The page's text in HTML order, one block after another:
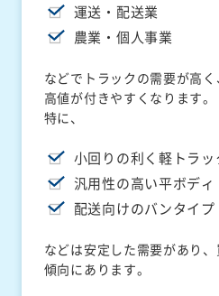
運送・配送業
農業・個人事業
などでトラックの需要が高
高値が付きやすくなります。
特に、
小回りの利く軽トラッ
汎用性の高い平ボディ
配送向けのバンタイプ
などは安定した需要があり
傾向にあります。